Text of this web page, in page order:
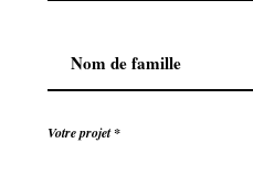
Votre projet